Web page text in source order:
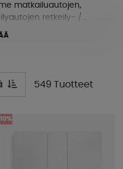
matkailuautojen,
retkeily- /
549 Tuotteet
10%